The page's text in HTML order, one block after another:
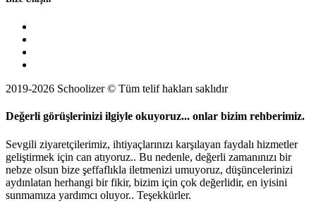
2019-2026 Schoolizer © Tüm telif hakları saklıdır
Değerli görüşlerinizi ilgiyle okuyoruz... onlar bizim rehberimiz.
Sevgili ziyaretçilerimiz, ihtiyaçlarınızı karşılayan faydalı hizmetler
geliştirmek için can atıyoruz.. Bu nedenle, değerli zamanınızı bir
nebze olsun bize şeffaflıkla iletmenizi umuyoruz, düşüncelerinizi
aydınlatan herhangi bir fikir, bizim için çok değerlidir, en iyisini
sunmamıza yardımcı oluyor.. Teşekkürler.